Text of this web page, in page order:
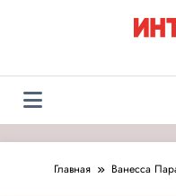
Люди и
Главная Ванесса